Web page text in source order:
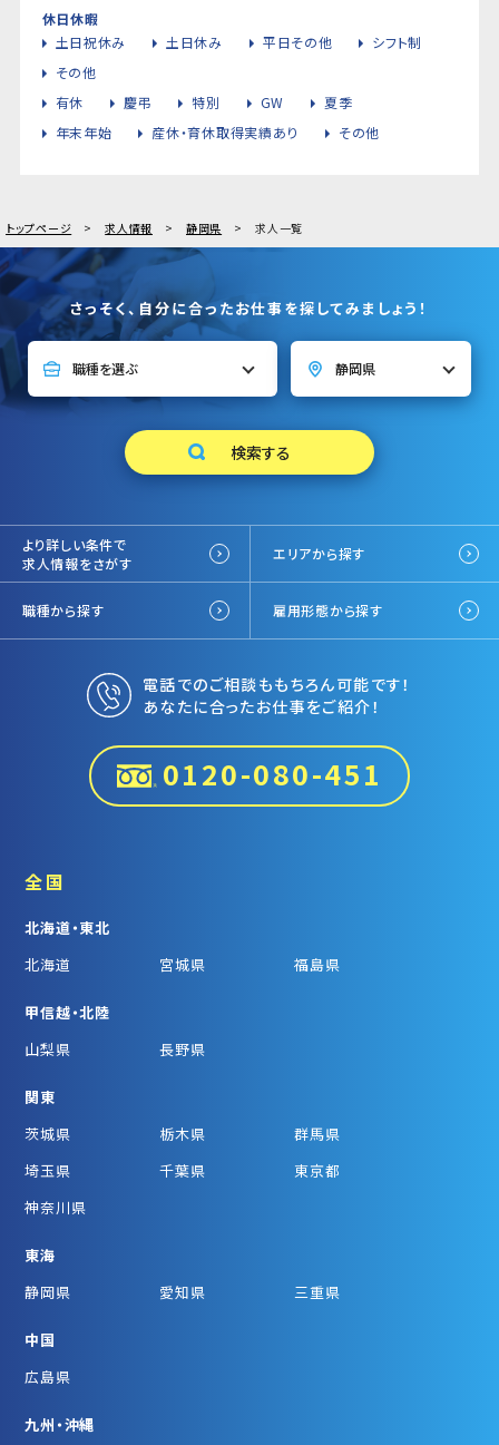
休日休暇
土日祝休み
土日休み 平日その他
シフト制
その他
有休
慶弔 特別 GW
夏季
年末年始
産休・育休取得実績あり その他
トップページ 求人情報 静岡県 求人一覧
さっそく、自分に合ったお仕事を探してみましょう！
より詳しい条件で
求人情報をさがす
エリアから探す
職種から探す 雇用形態から探す
電話でのご相談ももちろん可能です！
あなたに合ったお仕事をご紹介！
0120-080-451
全国
北海道・東北
北海道
宮城県 福島県
甲信越・北陸
山梨県
長野県
関東
茨城県
栃木県
群馬県
埼玉県
千葉県
東京都
神奈川県
東海
静岡県
愛知県 三重県
中国
広島県
九州・沖縄